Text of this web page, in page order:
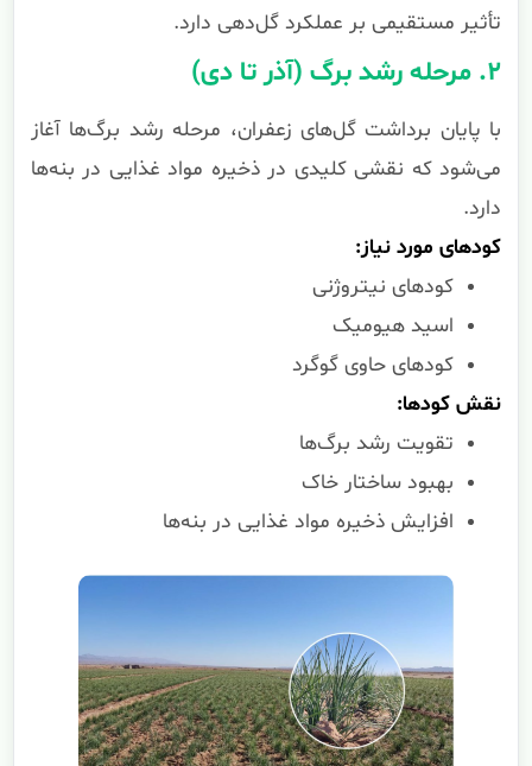
تأثیر مستقیمی بر عملکرد گل‌دهی دارد.
۲. مرحله رشد برگ (آذر تا دی)
با پایان برداشت گل‌های زعفران، مرحله رشد برگ‌ها آغاز
می‌شود که نقشی کلیدی در ذخیره مواد غذایی در بنه‌ها
دارد.
کودهای مورد نیاز:
کودهای نیتروژنی
اسید هیومیک
کودهای حاوی گوگرد
نقش کودها:
تقویت رشد برگ‌ها
بهبود ساختار خاک
افزایش ذخیره مواد غذایی در بنه‌ها